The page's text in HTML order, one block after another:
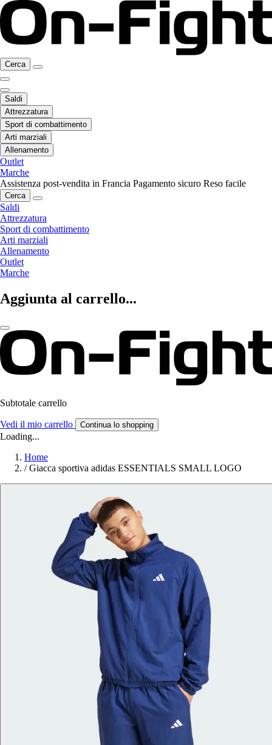
Cerca
Saldi
Attrezzatura
Sport di combattimento
Arti marziali
Allenamento
Outlet
Marche
Assistenza post-vendita in Francia Pagamento sicuro Reso facile
Cerca
Saldi
Attrezzatura
Sport di combattimento
Arti marziali
Allenamento
Outlet
Marche
Aggiunta al carrello...
Subtotale carrello
Vedi il mio carrello Continua lo shopping
Loading...
Home
/ Giacca sportiva adidas ESSENTIALS SMALL LOGO